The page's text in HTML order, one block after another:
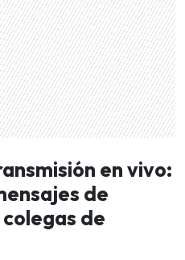
en vivo:
de
de